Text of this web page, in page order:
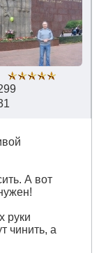
А вот
руки
чинить, а